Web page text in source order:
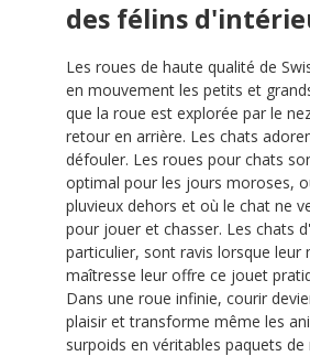
des félins
Les roues de haute qualité de
en mouvement les petits et
que la roue est explorée par le
retour en arrière. Les chats
défouler. Les roues pour chats
optimal pour les jours moroses,
pluvieux dehors et où le chat ne
pour jouer et chasser. Les chats
particulier, sont ravis lorsque leur
maîtresse leur offre ce jouet
Dans une roue infinie, courir
plaisir et transforme même les
surpoids en véritables paquets de